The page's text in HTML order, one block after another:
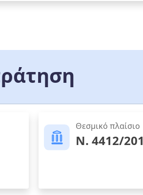
Θεσμικό πλαίσιο
Ν. 4412/